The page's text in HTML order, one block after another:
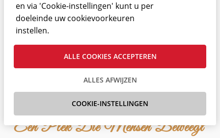
Een Plek Die Mensen Beweegt
en via 'Cookie-instellingen' kunt u per
doeleinde uw cookievoorkeuren
instellen.
ALLES AFWIJZEN
ALLE COOKIES ACCEPTEREN
COOKIE-INSTELLINGEN